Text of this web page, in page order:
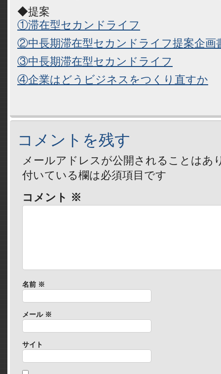
◆提案
①滞在型セカンドライフ
②中長期滞在型セカンドライフ提案企画
③中長期滞在型セカンドライフ
④企業はどうビジネスをつくり直すか
コメントを残す
メールアドレスが公開されることはあ
付いている欄は必須項目です
コメント ※
名前 ※
メール ※
サイト